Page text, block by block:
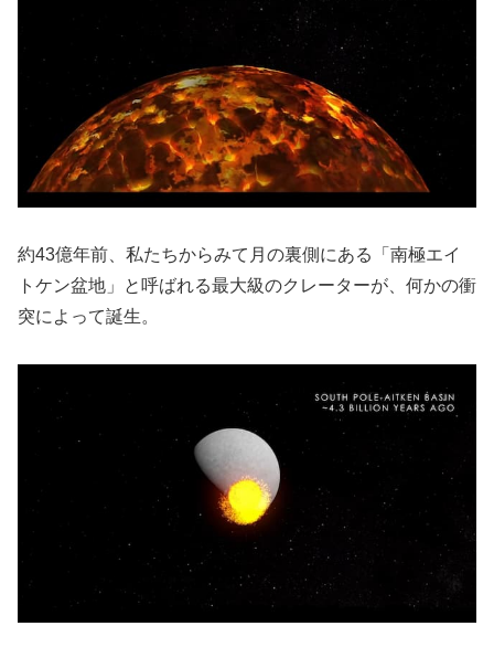
約43億年前、私たちからみて月の裏側にある「南極エイ
トケン盆地」と呼ばれる最大級のクレーターが、何かの衝
突によって誕生。